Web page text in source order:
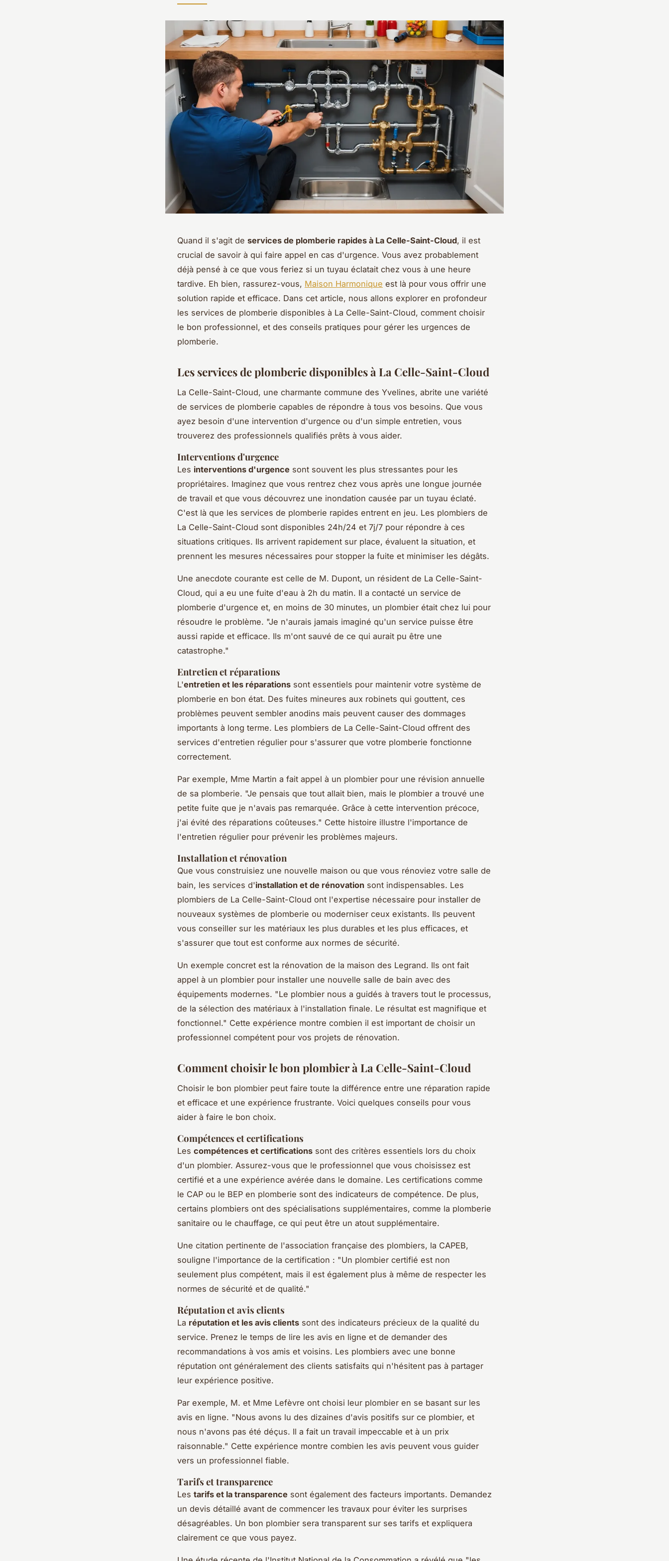
Quand il s'agit de services de plomberie rapides à La Celle-Saint-Cloud, il est
crucial de savoir à qui faire appel en cas d'urgence. Vous avez probablement
déjà pensé à ce que vous feriez si un tuyau éclatait chez vous à une heure
tardive. Eh bien, rassurez-vous, Maison Harmonique est là pour vous offrir une
solution rapide et efficace. Dans cet article, nous allons explorer en profondeur
les services de plomberie disponibles à La Celle-Saint-Cloud, comment choisir
le bon professionnel, et des conseils pratiques pour gérer les urgences de
plomberie.
Les services de plomberie disponibles à La Celle-Saint-Cloud
La Celle-Saint-Cloud, une charmante commune des Yvelines, abrite une variété
de services de plomberie capables de répondre à tous vos besoins. Que vous
ayez besoin d'une intervention d'urgence ou d'un simple entretien, vous
trouverez des professionnels qualifiés prêts à vous aider.
Interventions d'urgence
Les interventions d'urgence sont souvent les plus stressantes pour les
propriétaires. Imaginez que vous rentrez chez vous après une longue journée
de travail et que vous découvrez une inondation causée par un tuyau éclaté.
C'est là que les services de plomberie rapides entrent en jeu. Les plombiers de
La Celle-Saint-Cloud sont disponibles 24h/24 et 7j/7 pour répondre à ces
situations critiques. Ils arrivent rapidement sur place, évaluent la situation, et
prennent les mesures nécessaires pour stopper la fuite et minimiser les dégâts.
Une anecdote courante est celle de M. Dupont, un résident de La Celle-Saint-
Cloud, qui a eu une fuite d'eau à 2h du matin. Il a contacté un service de
plomberie d'urgence et, en moins de 30 minutes, un plombier était chez lui pour
résoudre le problème. "Je n'aurais jamais imaginé qu'un service puisse être
aussi rapide et efficace. Ils m'ont sauvé de ce qui aurait pu être une
catastrophe."
Entretien et réparations
L'entretien et les réparations sont essentiels pour maintenir votre système de
plomberie en bon état. Des fuites mineures aux robinets qui gouttent, ces
problèmes peuvent sembler anodins mais peuvent causer des dommages
importants à long terme. Les plombiers de La Celle-Saint-Cloud offrent des
services d'entretien régulier pour s'assurer que votre plomberie fonctionne
correctement.
Par exemple, Mme Martin a fait appel à un plombier pour une révision annuelle
de sa plomberie. "Je pensais que tout allait bien, mais le plombier a trouvé une
petite fuite que je n'avais pas remarquée. Grâce à cette intervention précoce,
j'ai évité des réparations coûteuses." Cette histoire illustre l'importance de
l'entretien régulier pour prévenir les problèmes majeurs.
Installation et rénovation
Que vous construisiez une nouvelle maison ou que vous rénoviez votre salle de
bain, les services d'installation et de rénovation sont indispensables. Les
plombiers de La Celle-Saint-Cloud ont l'expertise nécessaire pour installer de
nouveaux systèmes de plomberie ou moderniser ceux existants. Ils peuvent
vous conseiller sur les matériaux les plus durables et les plus efficaces, et
s'assurer que tout est conforme aux normes de sécurité.
Un exemple concret est la rénovation de la maison des Legrand. Ils ont fait
appel à un plombier pour installer une nouvelle salle de bain avec des
équipements modernes. "Le plombier nous a guidés à travers tout le processus,
de la sélection des matériaux à l'installation finale. Le résultat est magnifique et
fonctionnel." Cette expérience montre combien il est important de choisir un
professionnel compétent pour vos projets de rénovation.
Comment choisir le bon plombier à La Celle-Saint-Cloud
Choisir le bon plombier peut faire toute la différence entre une réparation rapide
et efficace et une expérience frustrante. Voici quelques conseils pour vous
aider à faire le bon choix.
Compétences et certifications
Les compétences et certifications sont des critères essentiels lors du choix
d'un plombier. Assurez-vous que le professionnel que vous choisissez est
certifié et a une expérience avérée dans le domaine. Les certifications comme
le CAP ou le BEP en plomberie sont des indicateurs de compétence. De plus,
certains plombiers ont des spécialisations supplémentaires, comme la plomberie
sanitaire ou le chauffage, ce qui peut être un atout supplémentaire.
Une citation pertinente de l'association française des plombiers, la CAPEB,
souligne l'importance de la certification : "Un plombier certifié est non
seulement plus compétent, mais il est également plus à même de respecter les
normes de sécurité et de qualité."
Réputation et avis clients
La réputation et les avis clients sont des indicateurs précieux de la qualité du
service. Prenez le temps de lire les avis en ligne et de demander des
recommandations à vos amis et voisins. Les plombiers avec une bonne
réputation ont généralement des clients satisfaits qui n'hésitent pas à partager
leur expérience positive.
Par exemple, M. et Mme Lefèvre ont choisi leur plombier en se basant sur les
avis en ligne. "Nous avons lu des dizaines d'avis positifs sur ce plombier, et
nous n'avons pas été déçus. Il a fait un travail impeccable et à un prix
raisonnable." Cette expérience montre combien les avis peuvent vous guider
vers un professionnel fiable.
Tarifs et transparence
Les tarifs et la transparence sont également des facteurs importants. Demandez
un devis détaillé avant de commencer les travaux pour éviter les surprises
désagréables. Un bon plombier sera transparent sur ses tarifs et expliquera
clairement ce que vous payez.